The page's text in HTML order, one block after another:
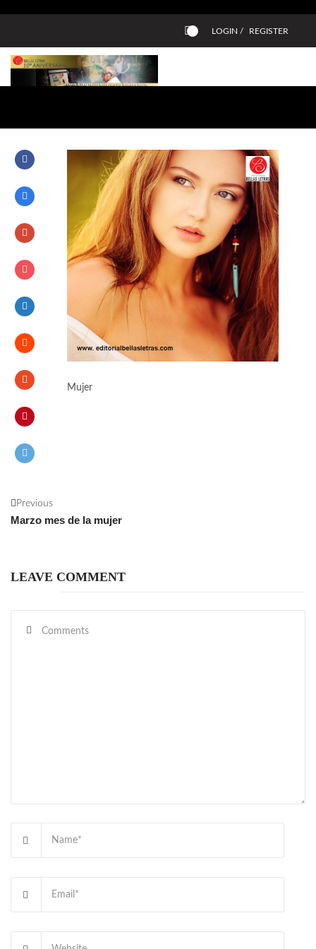
LOGIN / REGISTER
Mujer
Previous
Marzo mes de la mujer
LEAVE COMMENT